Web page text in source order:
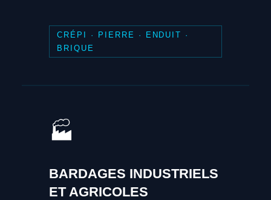
CRÉPI · PIERRE · ENDUIT ·
BRIQUE
🏭
BARDAGES INDUSTRIELS
ET AGRICOLES